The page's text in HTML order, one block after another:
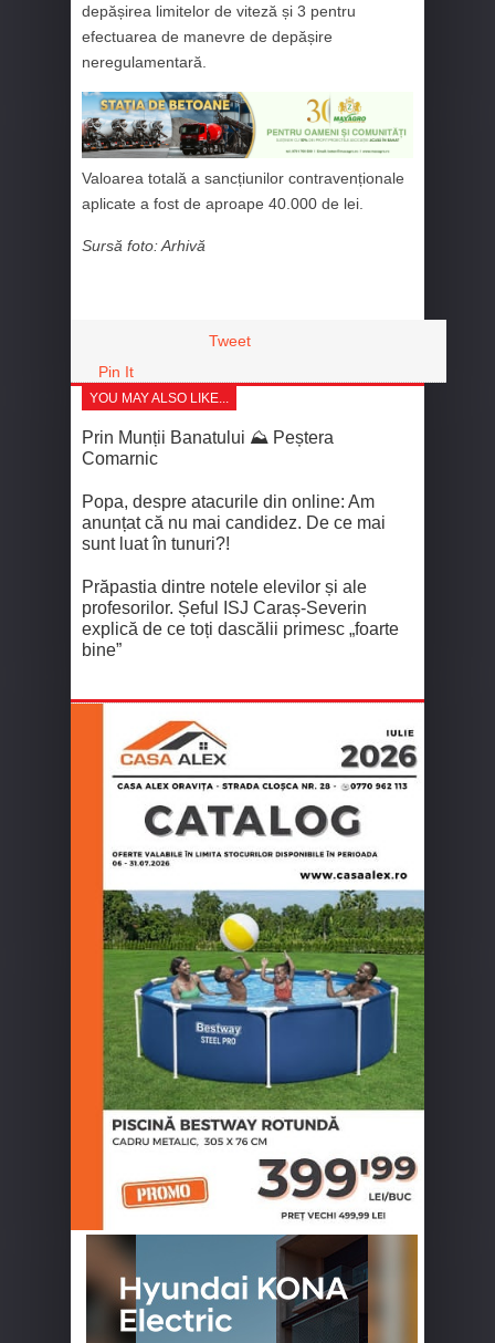
depășirea limitelor de viteză și 3 pentru
efectuarea de manevre de depășire
neregulamentară.
Valoarea totală a sancțiunilor contravenționale
aplicate a fost de aproape 40.000 de lei.
Sursă foto: Arhivă
Tweet
Pin It
YOU MAY ALSO LIKE...
Prin Munții Banatului ⛰️ Peștera
Comarnic
Popa, despre atacurile din online: Am
anunțat că nu mai candidez. De ce mai
sunt luat în tunuri?!
Prăpastia dintre notele elevilor și ale
profesorilor. Șeful ISJ Caraș-Severin
explică de ce toți dascălii primesc „foarte
bine”